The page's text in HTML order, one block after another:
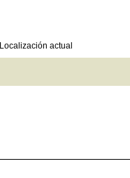
Localización actual